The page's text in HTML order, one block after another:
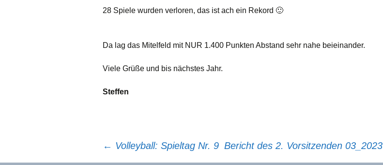
28 Spiele wurden verloren, das ist ach ein Rekord 🙂
Da lag das Mitelfeld mit NUR 1.400 Punkten Abstand sehr nahe beieinander.
Viele Grüße und bis nächstes Jahr.
Steffen
Beitragsnavigation
← Volleyball: Spieltag Nr. 9 Bericht des 2. Vorsitzenden 03_2023